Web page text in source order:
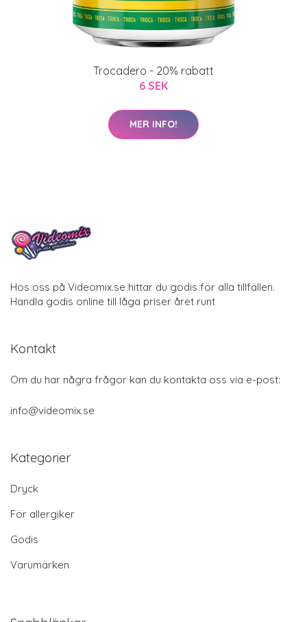
Trocadero - 20% rabatt
6 SEK
MER INFO!
Hos oss på Videomix.se hittar du godis för alla tillfällen.
Handla godis online till låga priser året runt
Kontakt
Om du har några frågor kan du kontakta oss via e-post:
info@videomix.se
Kategorier
Dryck
För allergiker
Godis
Varumärken